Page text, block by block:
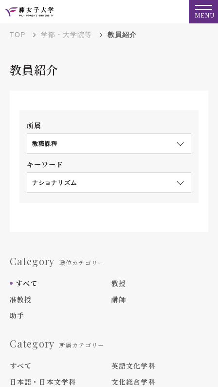
MENU
TOP 学部・大学院等 教員紹介
教員紹介
所属
教職課程
キーワード
ナショナリズム
Category 職位カテゴリー
すべて
教授
准教授
講師
助手
Category 所属カテゴリー
すべて
英語文化学科
日本語・日本文学科
文化総合学科